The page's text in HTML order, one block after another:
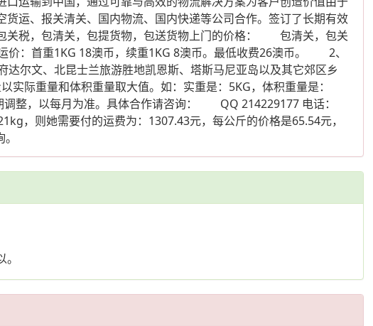
运、报关清关、国内物流、国内快递等公司合作。签订了长期有效
税，包清关，包提货物，包送货物上门的价格： 包清关，包关
：首重1KG 18澳币，续重1KG 8澳币。最低收费26澳币。 2、
尔文、北昆士兰旅游胜地凯恩斯、塔斯马尼亚岛以及其它郊区乡
量和体积重量取大值。如：实重是：5KG，体积重量是：
整，以每月为准。具体合作请咨询： QQ 214229177 电话：
则她需要付的运费为：1307.43元，每公斤的价格是65.54元，